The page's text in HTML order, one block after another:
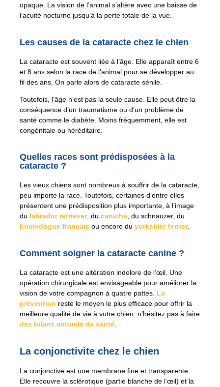
opaque. La vision de l’animal s’altère avec une baisse de
l’acuité nocturne jusqu’à la perte totale de la vue.
Les causes de la cataracte chez le chien
La cataracte est souvent liée à l’âge. Elle apparaît entre 6
et 8 ans selon la race de l’animal pour se développer au
fil des ans. On parle alors de cataracte sénile.
Toutefois, l’âge n’est pas la seule cause. Elle peut être la
conséquence d’un traumatisme ou d’un problème de
santé comme le diabète. Moins fréquemment, elle est
congénitale ou héréditaire.
Quelles races sont prédisposées à la
cataracte ?
Les vieux chiens sont nombreux à souffrir de la cataracte,
peu importe la race. Toutefois, certaines d’entre elles
présentent une prédisposition plus importante, à l’image
du labrador retriever, du caniche, du schnauzer, du
bouledogue français ou encore du yorkshire terrier.
Comment soigner la cataracte canine ?
La cataracte est une altération indolore de l’œil. Une
opération chirurgicale est envisageable pour améliorer la
vision de votre compagnon à quatre pattes. La
prévention reste le moyen le plus efficace pour offrir la
meilleure qualité de vie à votre chien. n’hésitez pas à faire
des bilans annuels de santé
La conjonctivite chez le chien
La conjonctive est une membrane fine et transparente.
Elle recouvre la sclérotique (partie blanche de l’œil) et la